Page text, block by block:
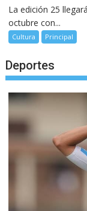
La edición 25
octubre con...
Cultura Principal
Deportes